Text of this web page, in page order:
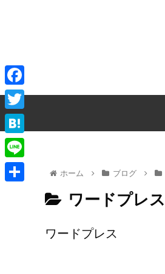
ホーム ブログ
ワードプレス
ワードプレス
F
a
c
e
b
T
w
i
t
H
a
t
L